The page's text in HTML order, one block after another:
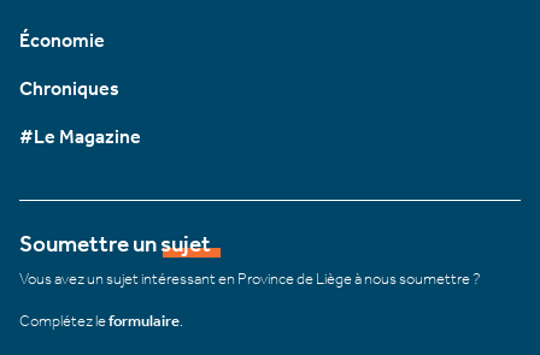
Économie
Chroniques
#Le Magazine
Soumettre un sujet
Vous avez un sujet intéressant en Province de Liège à nous soumettre ?
Complétez leformulaire